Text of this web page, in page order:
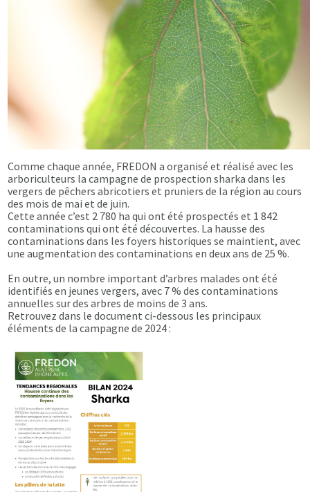
Comme chaque année, FREDON a organisé et réalisé avec les
arboriculteurs la campagne de prospection sharka dans les
vergers de pêchers abricotiers et pruniers de la région au cours
des mois de mai et de juin.
Cette année c’est 2 780 ha qui ont été prospectés et 1 842
contaminations qui ont été découvertes. La hausse des
contaminations dans les foyers historiques se maintient, avec
une augmentation des contaminations en deux ans de 25 %.
En outre, un nombre important d’arbres malades ont été
identifiés en jeunes vergers, avec 7 % des contaminations
annuelles sur des arbres de moins de 3 ans.
Retrouvez dans le document ci-dessous les principaux
éléments de la campagne de 2024 :